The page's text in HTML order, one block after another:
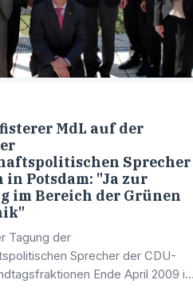
MdL auf der
Sprecher
in Potsdam: "Ja zur
im Bereich der Grünen
Tagung der
Sprecher der CDU-
Ende April 2009 in